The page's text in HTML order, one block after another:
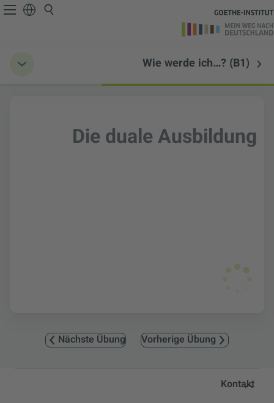
Wie werde ich…? (B1)
Die duale Ausbildung
Vorherige Übung
Nächste Übung
Service- und Informationsbereich
Kontakt